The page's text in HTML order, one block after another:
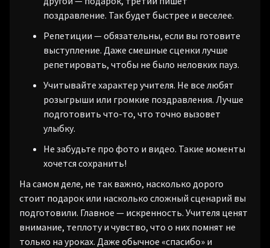
поздравление. Так будет быстрее и веселее.
Репетиции — обязательны, если вы готовите
выступление. Даже смешные сценки лучше
репетировать, чтобы не было неловких пауз.
Учитывайте характер учителя. Не все любят
розыгрыши или громкие поздравления. Лучше
подготовить что-то, что точно вызовет
улыбку.
Не забудьте про фото и видео. Такие моменты
хочется сохранить!
На самом деле, не так важно, насколько дорого
стоит подарок или насколько сложный сценарий вы
подготовили. Главное — искренность. Учителя ценят
внимание, теплоту и чувство, что о них помнят не
только на уроках. Даже обычное «спасибо» и